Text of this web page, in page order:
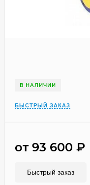
В НАЛИЧИИ
БЫСТРЫЙ ЗАКАЗ
от 93 600 ₽
Быстрый заказ